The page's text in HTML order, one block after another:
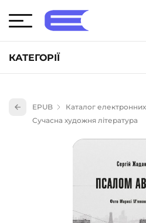
КАТЕГОРІЇ
Книги для дітей (836)
Навчальна література та
Енциклопедії, довідники,
Подарункові сертифікати (1)
EPUB
Каталог
Сучасна художня література